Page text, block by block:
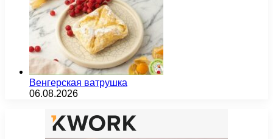
Венгерская ватрушка
06.08.2026